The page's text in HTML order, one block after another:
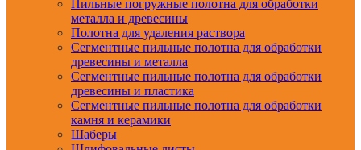
Пильные погружные полотна для обработки
металла и древесины
Полотна для удаления раствора
Сегментные пильные полотна для обработки
древесины и металла
Сегментные пильные полотна для обработки
древесины и пластика
Сегментные пильные полотна для обработки
камня и керамики
Шаберы